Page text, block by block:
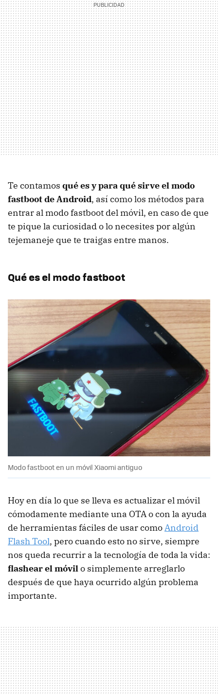
Te contamos qué es y para qué sirve el modo
fastboot de Android, así como los métodos para
entrar al modo fastboot del móvil, en caso de que
te pique la curiosidad o lo necesites por algún
tejemaneje que te traigas entre manos.
Qué es el modo fastboot
Modo fastboot en un móvil Xiaomi antiguo
Hoy en día lo que se lleva es actualizar el móvil
cómodamente mediante una OTA o con la ayuda
de herramientas fáciles de usar comoAndroid
Flash Tool, pero cuando esto no sirve, siempre
nos queda recurrir a la tecnología de toda la vida:
flashear el móvilo simplemente arreglarlo
después de que haya ocurrido algún problema
importante.